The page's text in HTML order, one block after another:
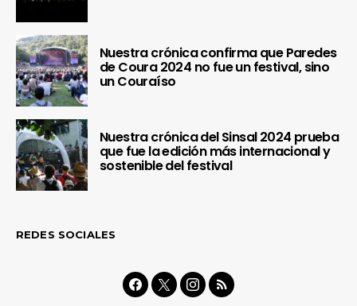
Nuestra crónica confirma que Paredes
de Coura 2024 no fue un festival, sino
un Couraíso
Nuestra crónica del Sinsal 2024 prueba
que fue la edición más internacional y
sostenible del festival
REDES SOCIALES